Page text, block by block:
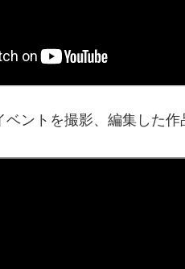
ベントを撮影、編集した作